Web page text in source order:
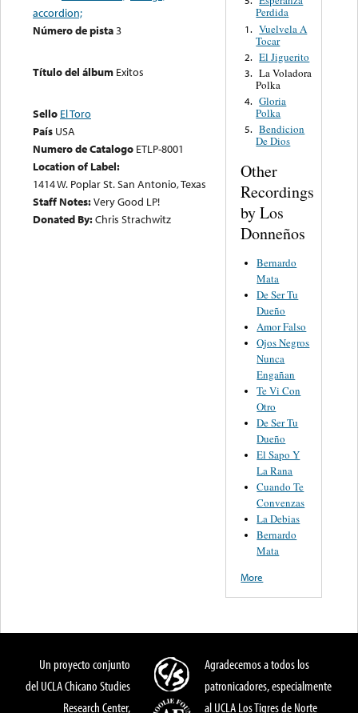
accordion;
Número de pista3
Título del álbum Exitos
Sello El Toro
País USA
Numero de Catalogo ETLP-8001
Location of Label:
1414 W. Poplar St. San Antonio, Texas
Staff Notes:Very Good LP!
Donated By:Chris Strachwitz
Perdida
1. Vuelvela A
Tocar
2. El Jiguerito
3. La Voladora
Polka
4. Gloria
Polka
5. Bendicion
De Dios
Other
Recordings
by Los
Donneños
Bernardo
Mata
De Ser Tu
Dueño
Amor Falso
Ojos Negros
Nunca
Engañan
Te Vi Con
Otro
De Ser Tu
Dueño
El Sapo Y
La Rana
Cuando Te
Convenzas
La Debias
Bernardo
Mata
More
Un proyecto conjunto
del UCLA Chicano Studies
Research Center,
Agradecemos a todos los
patronicadores, especialmente
al UCLA Los Tigres de Norte